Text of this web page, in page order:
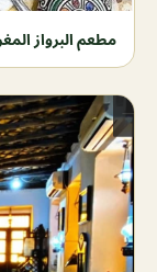
مطعم البرواز